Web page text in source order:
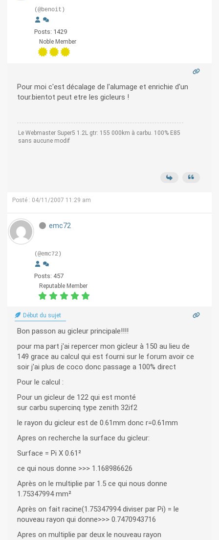
(@benoit)
Posts: 1429
Noble Member
Pour moi c'est décalage de l'alumage et enrichie d'un
tour.bientot peut etre les gicleurs !
Le Webmaster Super5 1.2L gtr: 155 000km à carbu. 100% E85
sans aucune modif
Posté : 04/11/2007 11:29 am
emc72
(@emc72)
Posts: 457
Reputable Member
Début du sujet
Bon passon au gicleur principale!!!!
pour ma part j'ai repercer mon gicleur à 150 au lieu de
149 grace au calcul qui est fourni sur le forum avoir ce
soir j'ai plus de coco donc passage a 100% direct
Pour le calcul :
Pour un gicleur de 122 qui est monté
sur carbu supercinq type zenith 32if2
le rayon du gicleur est de 0.61mm donc r=0.61mm
Apres on recherche la surface du gicleur:
Surface = Pi X 0.61²
ce qui nous donne >>> 1.168986626
Après on le multiplie par 1.5 ce qui nous donne
1.75347994 mm²
Après on fait racine(1.75347994 diviser par Pi) = le
nouveau rayon qui donne>>> 0.7470943716
Apres on multiplie par deux le nouveau rayon